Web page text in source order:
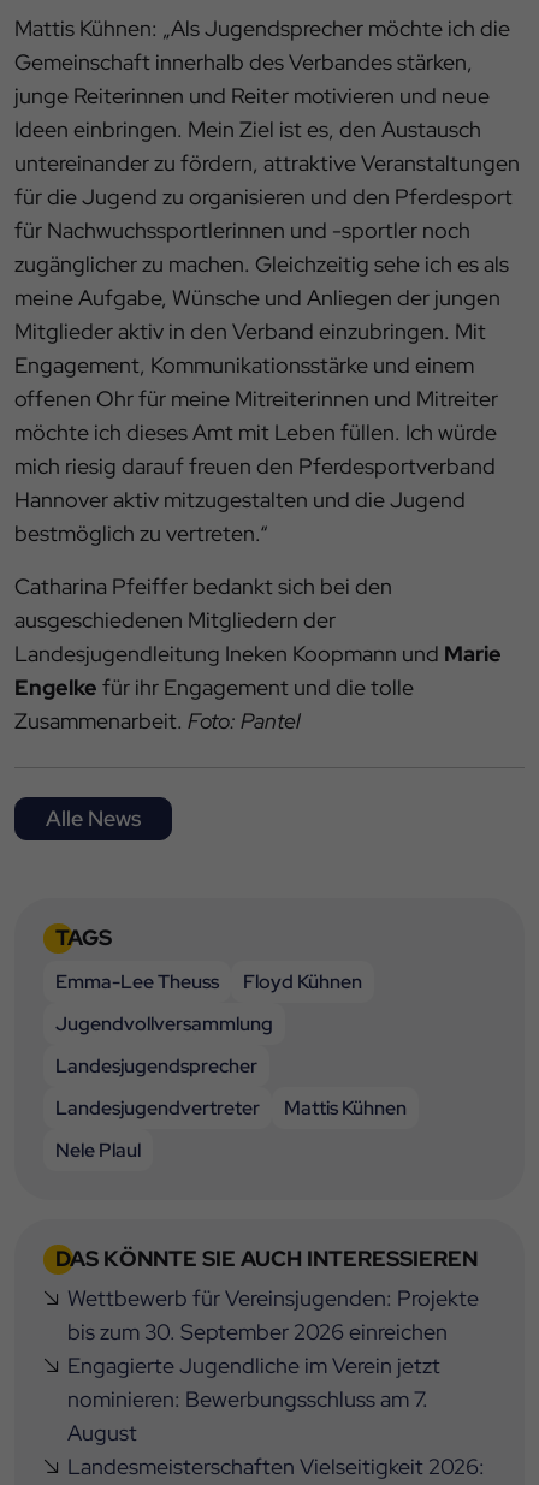
Mattis Kühnen: „Als Jugendsprecher möchte ich die
Gemeinschaft innerhalb des Verbandes stärken,
junge Reiterinnen und Reiter motivieren und neue
Ideen einbringen. Mein Ziel ist es, den Austausch
untereinander zu fördern, attraktive Veranstaltungen
für die Jugend zu organisieren und den Pferdesport
für Nachwuchssportlerinnen und -sportler noch
zugänglicher zu machen. Gleichzeitig sehe ich es als
meine Aufgabe, Wünsche und Anliegen der jungen
Mitglieder aktiv in den Verband einzubringen. Mit
Engagement, Kommunikationsstärke und einem
offenen Ohr für meine Mitreiterinnen und Mitreiter
möchte ich dieses Amt mit Leben füllen. Ich würde
mich riesig darauf freuen den Pferdesportverband
Hannover aktiv mitzugestalten und die Jugend
bestmöglich zu vertreten.“
Catharina Pfeiffer bedankt sich bei den
ausgeschiedenen Mitgliedern der
Landesjugendleitung Ineken Koopmann und Marie
Engelke für ihr Engagement und die tolle
Zusammenarbeit. Foto: Pantel
Alle News
TAGS
Emma-Lee Theuss
Floyd Kühnen
Jugendvollversammlung
Landesjugendsprecher
Landesjugendvertreter
Mattis Kühnen
Nele Plaul
DAS KÖNNTE SIE AUCH INTERESSIEREN
Wettbewerb für Vereinsjugenden: Projekte
bis zum 30. September 2026 einreichen
Engagierte Jugendliche im Verein jetzt
nominieren: Bewerbungsschluss am 7.
August
Landesmeisterschaften Vielseitigkeit 2026: